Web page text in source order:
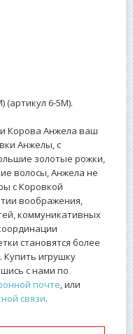
(артикул 6-5М).
Корова Анжела ваш
Анжелы, с
золотые рожки,
волосы, Анжела не
с Коровкой
воображения,
коммуникативных
становятся более
игрушку
с нами по
почте, или
связи.